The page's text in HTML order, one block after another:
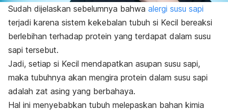
Sudah dijelaskan sebelumnya bahwa alergi susu sapi
terjadi karena sistem kekebalan tubuh si Kecil bereaksi
berlebihan terhadap protein yang terdapat dalam susu
sapi tersebut.
Jadi, setiap si Kecil mendapatkan asupan susu sapi,
maka tubuhnya akan mengira protein dalam susu sapi
adalah zat asing yang berbahaya.
Hal ini menyebabkan tubuh melepaskan bahan kimia